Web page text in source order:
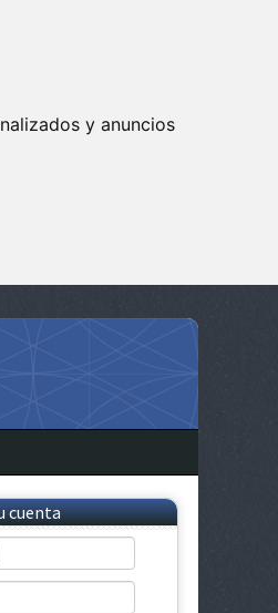
y anuncios
cuenta